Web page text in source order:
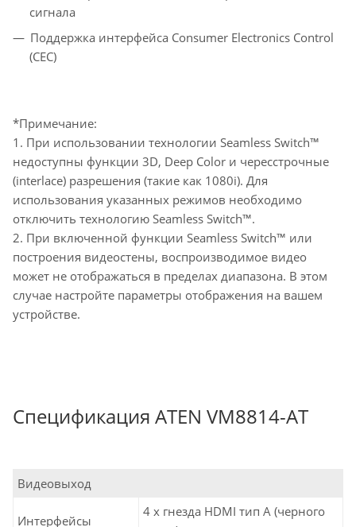
сигнала
Поддержка интерфейса Consumer Electronics Control
(CEC)
*Примечание:
1. При использовании технологии Seamless Switch™
недоступны функции 3D, Deep Color и чересстрочные
(interlace) разрешения (такие как 1080i). Для
использования указанных режимов необходимо
отключить технологию Seamless Switch™.
2. При включенной функции Seamless Switch™ или
построения видеостены, воспроизводимое видео
может не отображаться в пределах диапазона. В этом
случае настройте параметры отображения на вашем
устройстве.
Спецификация ATEN VM8814-AT
Видеовыход
Интерфейсы
4 x гнезда HDMI тип А (черного